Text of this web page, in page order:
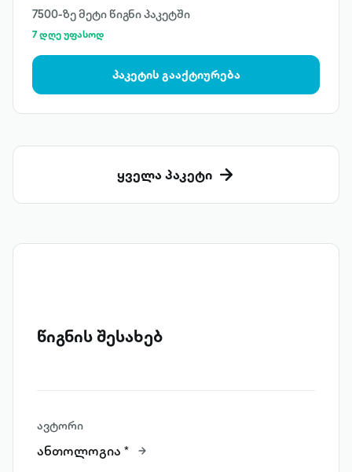
7500-ზე მეტი წიგნი პაკეტში
7 დღე უფასოდ
პაკეტის გააქტიურება
ყველა პაკეტი
წიგნის შესახებ
ავტორი
ანთოლოგია *